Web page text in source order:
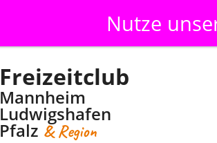
Nutze
Freizeitclub
Mannheim
Ludwigshafen
Pfalz & Region